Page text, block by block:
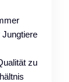
Jungtiere
zu